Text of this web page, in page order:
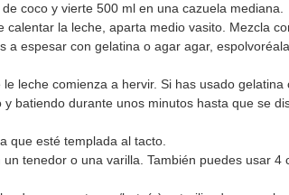
coco y vierte 500 ml en una cazuela mediana.
la leche, aparta medio vasito. Mezcla
espesar con gelatina o agar agar,
leche comienza a hervir. Si has usado gelatina
batiendo durante unos minutos hasta que se
que esté templada al tacto.
tenedor o una varilla. También puedes usar 4